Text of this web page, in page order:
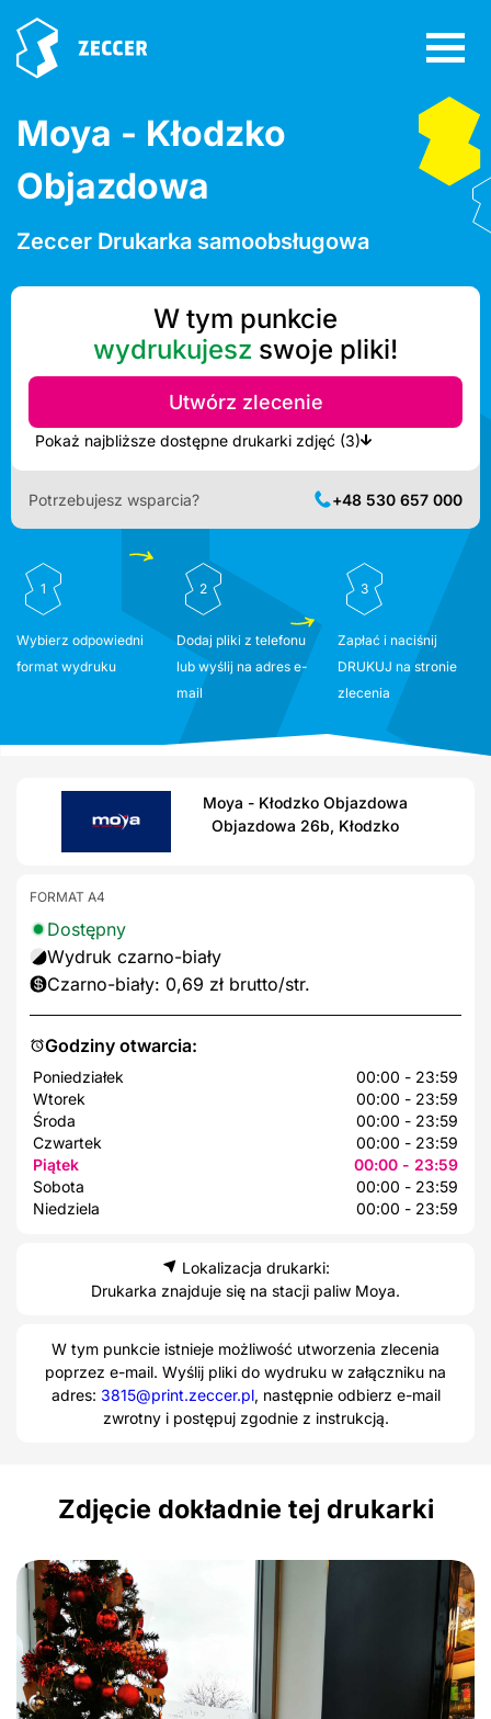
Moya - Kłodzko
Objazdowa
Zeccer Drukarka samoobsługowa
W tym punkcie
wydrukujesz swoje pliki!
Utwórz zlecenie
Pokaż najbliższe dostępne drukarki zdjęć (3)
Potrzebujesz wsparcia? +48 530 657 000
1
Wybierz odpowiedni
format wydruku
2
Dodaj pliki z telefonu
lub wyślij na adres e-
mail
3
Zapłać i naciśnij
DRUKUJ na stronie
zlecenia
Moya - Kłodzko Objazdowa
Objazdowa 26b, Kłodzko
Godziny otwarcia:
Poniedziałek
00:00 - 23:59
Wtorek
00:00 - 23:59
Środa
00:00 - 23:59
Czwartek
00:00 - 23:59
Piątek
00:00 - 23:59
Sobota
00:00 - 23:59
Niedziela
00:00 - 23:59
FORMAT A4
Dostępny
Wydruk czarno-biały
Czarno-biały: 0,69 zł brutto/str.
Lokalizacja drukarki:
Drukarka znajduje się na stacji paliw Moya.
W tym punkcie istnieje możliwość utworzenia zlecenia
poprzez e-mail. Wyślij pliki do wydruku w załączniku na
adres: 3815@print.zeccer.pl, następnie odbierz e-mail
zwrotny i postępuj zgodnie z instrukcją.
Zdjęcie dokładnie tej drukarki